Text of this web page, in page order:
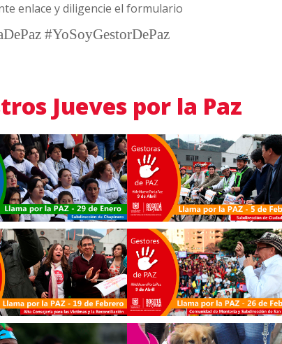
enlace y diligencie el formulario
#YoSoyGestorDePaz
Jueves por la Paz